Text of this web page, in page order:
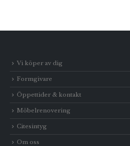
Vi köper av dig
Formgivare
Öppettider & kontakt
Möbelrenovering
Citesintyg
Om oss